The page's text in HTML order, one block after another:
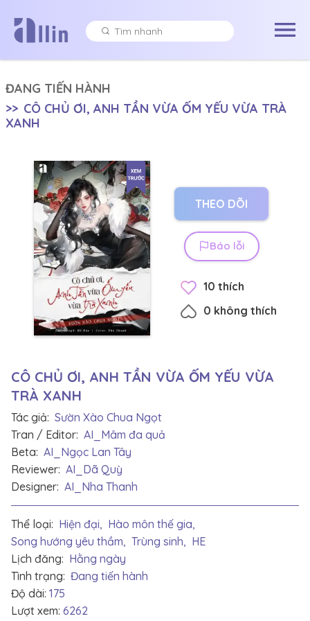
ĐANG TIẾN HÀNH
>> CÔ CHỦ ƠI, ANH TẦN VỪA ỐM YẾU VỪA TRÀ
XANH
THEO DÕI
Báo lỗi
10 thích
0 không thích
CÔ CHỦ ƠI, ANH TẦN VỪA ỐM YẾU VỪA
TRÀ XANH
Tác giả: Sườn Xào Chua Ngọt
Tran / Editor: AI_Mâm đa quả
Beta: AI_Ngọc Lan Tây
Reviewer: AI_Dã Quỳ
Designer: AI_Nha Thanh
Thể loại: Hiện đại, Hào môn thế gia,
Song hướng yêu thầm, Trùng sinh, HE
Lịch đăng: Hằng ngày
Tình trạng: Đang tiến hành
Độ dài: 175
Lượt xem: 6262